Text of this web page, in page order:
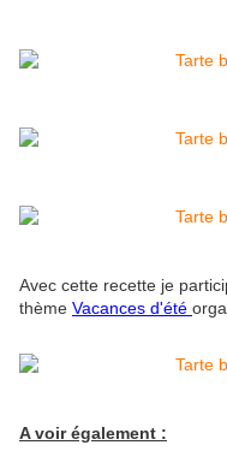
Avec cette recette je
thème Vacances d'été
A voir également :